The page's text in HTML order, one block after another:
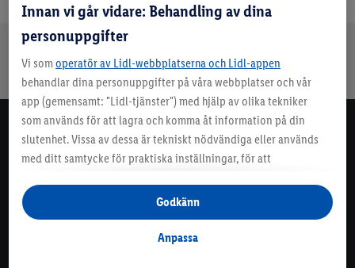
Information
Topptestade
produkter
Recept Våra varor
Nyhetsbrev
Missa inga erbjudanden! Prenumerera på vårt nyhetsbrev.
Kontakt
Innan vi går vidare: Behandling av dina
personuppgifter
Vi som operatör av Lidl-webbplatserna och Lidl-appen
behandlar dina personuppgifter på våra webbplatser och vår
app (gemensamt: "Lidl-tjänster") med hjälp av olika tekniker
som används för att lagra och komma åt information på din
slutenhet. Vissa av dessa är tekniskt nödvändiga eller används
med ditt samtycke för praktiska inställningar, för att
utanför Lidl-tjänsterna. Om du är medlem i Lidl Plus-
programmet kommer data från ditt köpbeteende i butik också
att behandlas för dessa ändamål.Anpassa
Godkänn